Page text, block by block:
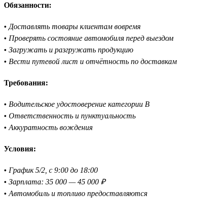
Обязанности:
• Доставлять товары клиентам вовремя
• Проверять состояние автомобиля перед выездом
• Загружать и разгружать продукцию
• Вести путевой лист и отчётность по доставкам
Требования:
• Водительское удостоверение категории B
• Ответственность и пунктуальность
• Аккуратность вождения
Условия:
• График 5/2, с 9:00 до 18:00
• Зарплата: 35 000 — 45 000 ₽
• Автомобиль и топливо предоставляются